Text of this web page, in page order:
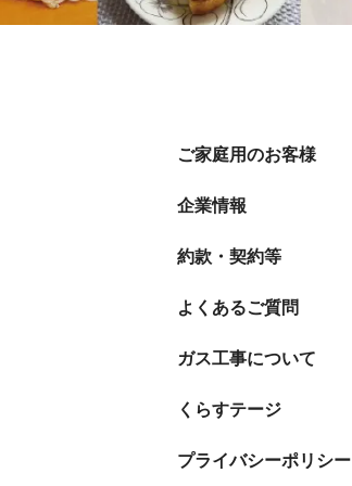
ご家庭用のお客様
企業情報
約款・契約等
よくあるご質問
ガス工事について
くらすテージ
プライバシーポリシー